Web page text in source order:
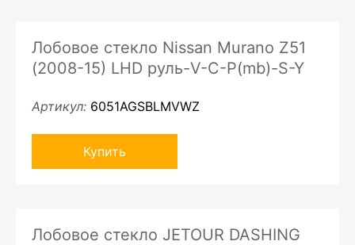
Лобовое стекло Nissan Murano Z51
(2008-15) LHD руль-V-C-P(mb)-S-Y
Артикул: 6051AGSBLMVWZ
Купить
Лобовое стекло JETOUR DASHING